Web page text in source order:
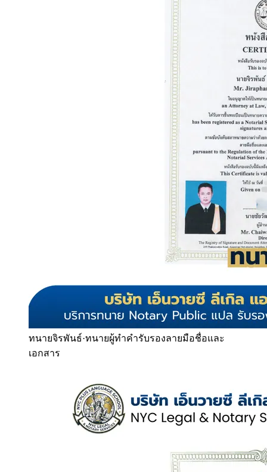
ทนายจิรพันธ์·ทนายผู้ทำคำรับรองลายมือชื่อและ
เอกสาร